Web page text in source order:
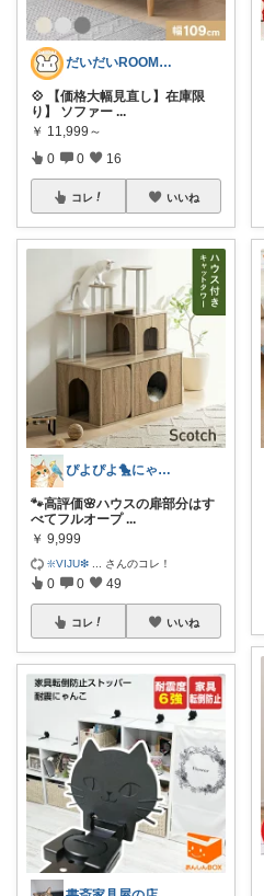
だいだいROOM@整う暮らし｜インテリア
💠 【価格大幅見直し】在庫限
り】 ソファー ...
￥ 11,999～
0 0 16
コレ いいね
ぴよぴよ🐤にゃんにゃん🐾カニ金魚
🐾高評価🌸ハウスの扉部分はす
べてフルオープ ...
￥ 9,999
❇️VIJU❇ さんのコレ！
0 0 49
コレ いいね